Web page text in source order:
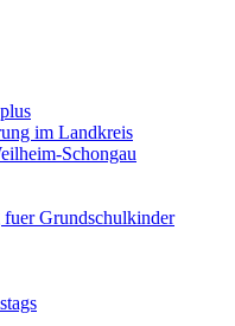
im Landkreis
Schongau
fuer Grundschulkinder